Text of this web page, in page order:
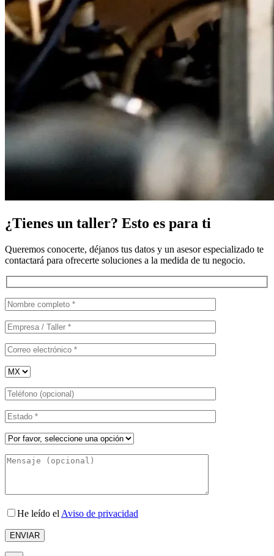
¿Tienes un taller? Esto es para ti
Queremos conocerte, déjanos tus datos y un asesor especializado te
contactará para ofrecerte soluciones a la medida de tu negocio.
He leído el Aviso de privacidad